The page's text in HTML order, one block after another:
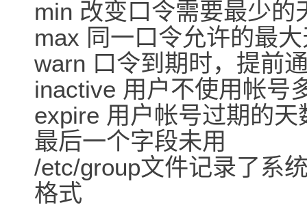
min 改变口令需要最少
max 同一口令允许的最
warn 口令到期时，提
inactive 用户不使用帐
expire 用户帐号过期的
最后一个字段未用
/etc/group文件记录了
格式